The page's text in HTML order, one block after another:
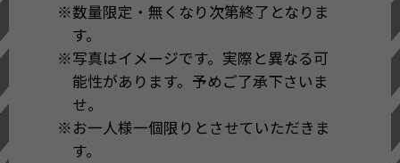
数量限定・無くなり次第終了となりま
す。
写真はイメージです。実際と異なる可
能性があります。予めご了承下さいま
せ。
お一人様一個限りとさせていただきま
す。